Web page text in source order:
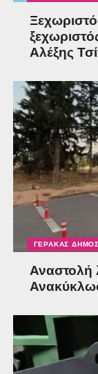
Αλέξης
ΓΈΡΑΚΑΣ ΔΉΜΟΣ
Αναστολή